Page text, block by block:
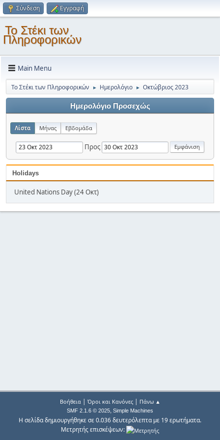
Σύνδεση Εγγραφή
Το Στέκι των
Πληροφορικών
Main Menu
Το Στέκι των Πληροφορικών ► Ημερολόγιο ► Οκτώβριος 2023
Ημερολόγιο Προσεχώς
Λίστα Μήνας Εβδομάδα
Προς
Holidays
United Nations Day (24 Οκτ)
Βοήθεια| Όροι και Κανόνες| Πάνω ▲
SMF 2.1.6 © 2025, Simple Machines
Η σελίδα δημιουργήθηκε σε 0.036 δευτερόλεπτα με 19 ερωτήματα.
Μετρητής επισκέψεων: